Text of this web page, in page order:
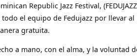
Republic Jazz Festival,
el equipo de Fedujazz por llevar
gratuita.
a mano, con el alma, y la voluntad